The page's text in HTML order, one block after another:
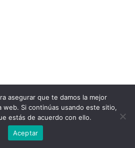
asegurar que te damos la mejor
web. Si continúas usando este sitio,
estás de acuerdo con ello.
Aceptar